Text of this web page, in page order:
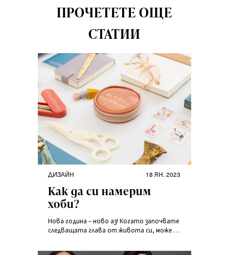
ПРОЧЕТЕТЕ ОЩЕ
СТАТИИ
ДИЗАЙН 18 ЯН. 2023
Как да си намерим
хоби?
Нова година – ново аз! Когато започвате
следващата глава от живота си, може да
възможности и да искате да изпробвате